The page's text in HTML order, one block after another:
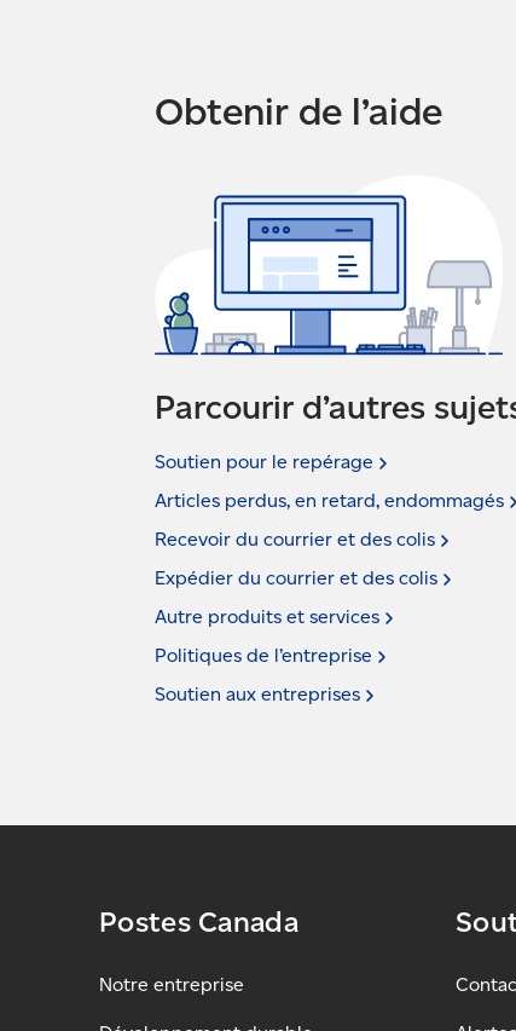
Obtenir de l’aide
Parcourir d’autres
Soutien pour le repérage
Articles perdus, en retard, endommagés
Recevoir du courrier et des colis
Expédier du courrier et des colis
Autre produits et services
Politiques de l’entreprise
Soutien aux entreprises
Postes Canada
Notre entreprise